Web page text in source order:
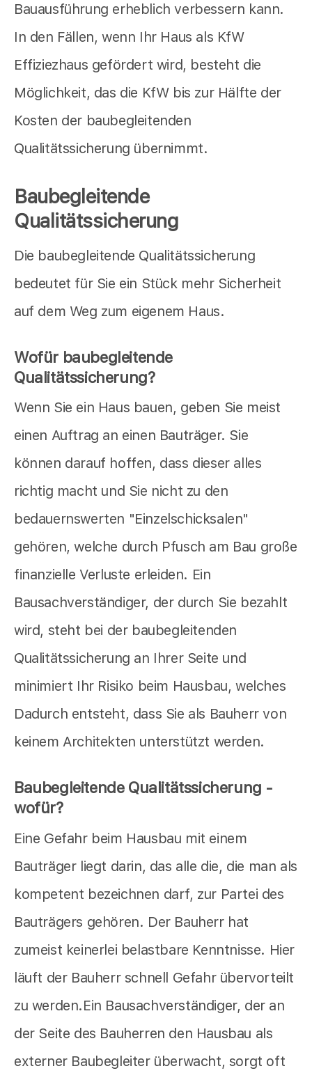
Bauausführung erheblich verbessern kann.
In den Fällen, wenn Ihr Haus als KfW
Effiziezhaus gefördert wird, besteht die
Möglichkeit, das die KfW bis zur Hälfte der
Kosten der baubegleitenden
Qualitätssicherung übernimmt.
Baubegleitende
Qualitätssicherung
Die baubegleitende Qualitätssicherung
bedeutet für Sie ein Stück mehr Sicherheit
auf dem Weg zum eigenem Haus.
Wofür baubegleitende
Qualitätssicherung?
Wenn Sie ein Haus bauen, geben Sie meist
einen Auftrag an einen Bauträger. Sie
können darauf hoffen, dass dieser alles
richtig macht und Sie nicht zu den
bedauernswerten "Einzelschicksalen"
gehören, welche durch Pfusch am Bau große
finanzielle Verluste erleiden. Ein
Bausachverständiger, der durch Sie bezahlt
wird, steht bei der baubegleitenden
Qualitätssicherung an Ihrer Seite und
minimiert Ihr Risiko beim Hausbau, welches
Dadurch entsteht, dass Sie als Bauherr von
keinem Architekten unterstützt werden.
Baubegleitende Qualitätssicherung -
wofür?
Eine Gefahr beim Hausbau mit einem
Bauträger liegt darin, das alle die, die man als
kompetent bezeichnen darf, zur Partei des
Bauträgers gehören. Der Bauherr hat
zumeist keinerlei belastbare Kenntnisse. Hier
läuft der Bauherr schnell Gefahr übervorteilt
zu werden.Ein Bausachverständiger, der an
der Seite des Bauherren den Hausbau als
externer Baubegleiter überwacht, sorgt oft